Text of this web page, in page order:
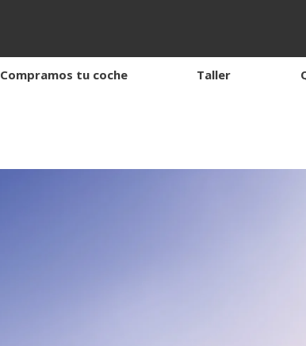
Compramos tu coche Taller